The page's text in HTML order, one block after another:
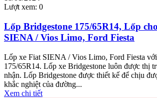
Lượt xem: 0
Lốp Bridgestone 175/65R14, Lốp
SIENA / Vios Limo, Ford Fiesta
Lốp xe Fiat SIENA / Vios Limo, Ford Fiesta
175/65R14. Lốp xe Bridgestone luôn được thị
nhận. Lốp Bridgestone được thiết kế để chịu
khắc nghiệt của đường...
Xem chi tiết